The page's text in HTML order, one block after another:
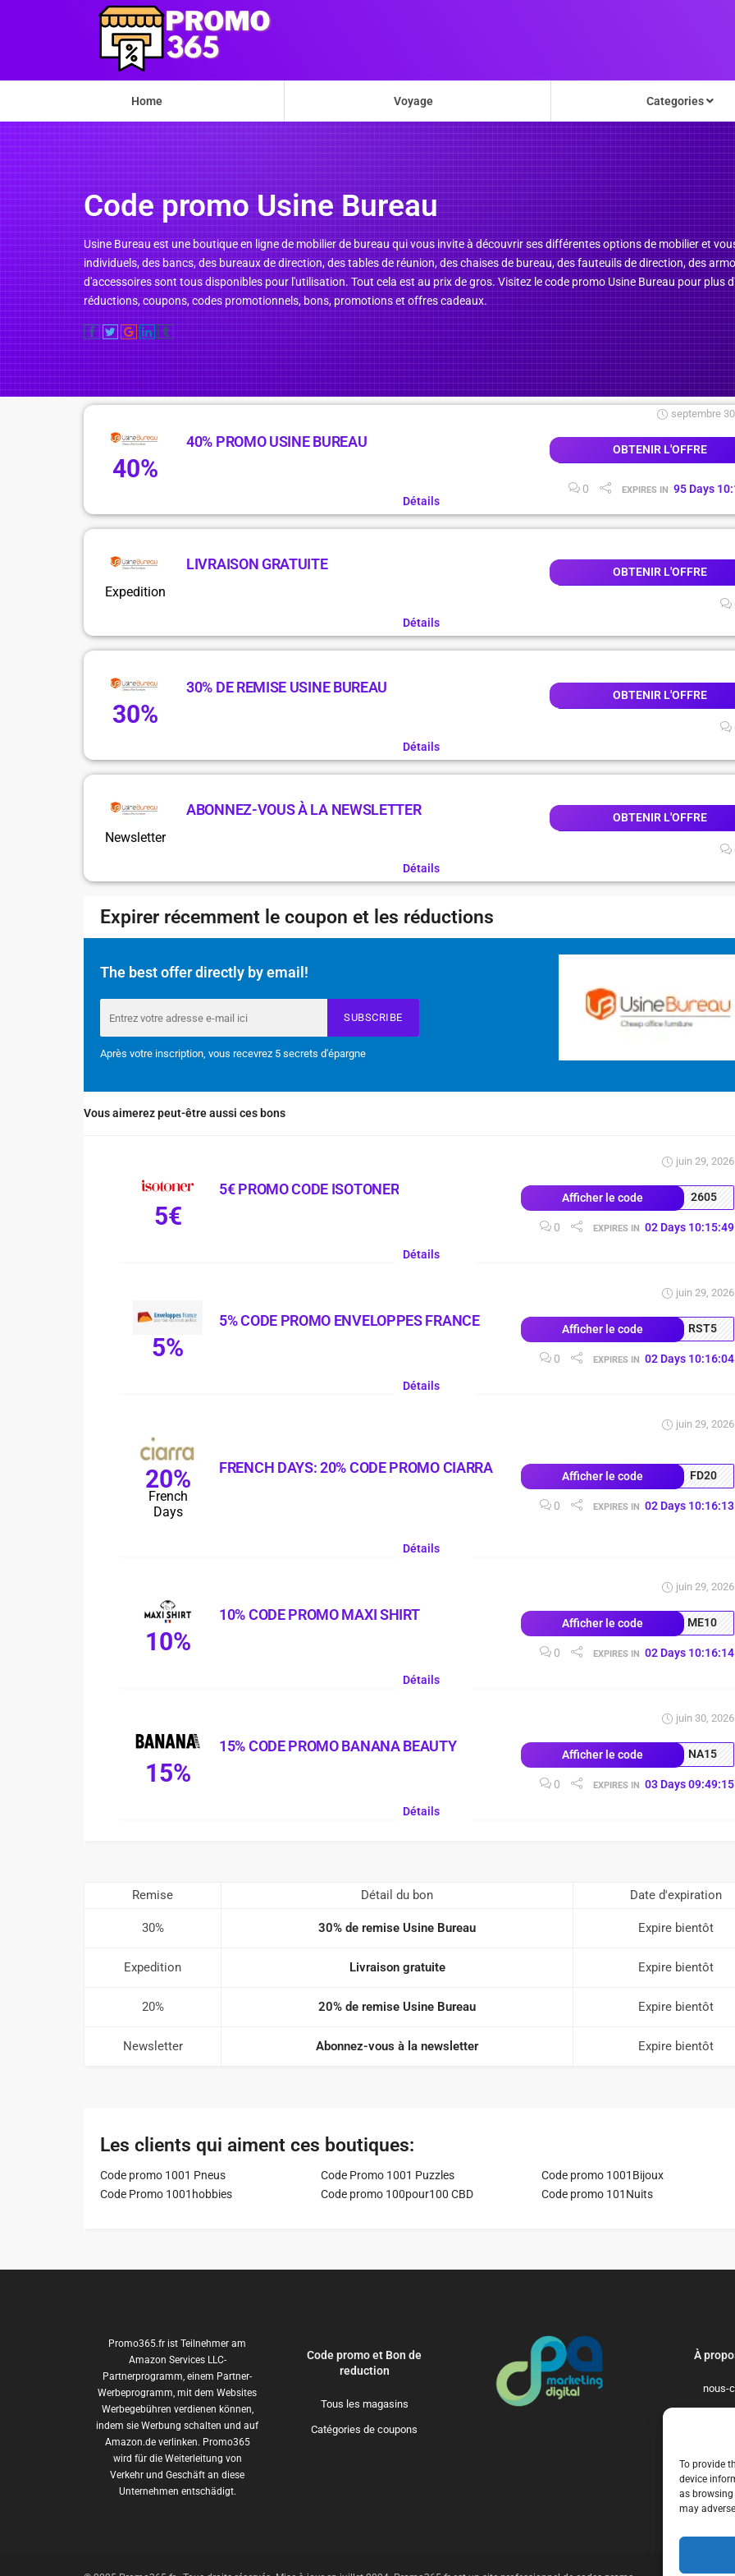
To provide
device
as
may
Home Voyage Categories
Code promo Usine Bureau
Usine Bureau est une boutique en ligne de mobilier de bureau qui vous invite à découvrir ses différentes options de mobilier et
individuels, des bancs, des bureaux de direction, des tables de réunion, des chaises de bureau, des fauteuils de direction, des
d'accessoires sont tous disponibles pour l'utilisation. Tout cela est au prix de gros. Visitez le code promo Usine Bureau pour plus
réductions, coupons, codes promotionnels, bons, promotions et offres cadeaux.
40%
40% PROMO USINE BUREAU
septembre
OBTENIR L'OFFRE
0 EXPIRES IN 95 Days 10:
Détails
Expedition
LIVRAISON GRATUITE OBTENIR L'OFFRE
Détails
30%
30% DE REMISE USINE BUREAU OBTENIR L'OFFRE
Détails
Newsletter
ABONNEZ-VOUS À LA NEWSLETTER OBTENIR L'OFFRE
Détails
Expirer récemment le coupon et les réductions
The best offer directly by email!
SUBSCRIBE
Après votre inscription, vous recevrez 5 secrets d'épargne
Vous aimerez peut-être aussi ces bons
5€
5€ PROMO CODE ISOTONER
juin 29, 2026
Afficher le code 2605
0 EXPIRES IN 02 Days 10:15:48
Détails
5%
5% CODE PROMO ENVELOPPES FRANCE
juin 29, 2026
Afficher le code RST5
0 EXPIRES IN 02 Days 10:16:03
Détails
20%
French
Days
FRENCH DAYS: 20% CODE PROMO CIARRA
juin 29, 2026
Afficher le code FD20
0 EXPIRES IN 02 Days 10:16:12
Détails
10%
10% CODE PROMO MAXI SHIRT
juin 29, 2026
Afficher le code ME10
0 EXPIRES IN 02 Days 10:16:13
Détails
15%
15% CODE PROMO BANANA BEAUTY
juin 30, 2026
Afficher le code NA15
0 EXPIRES IN 03 Days 09:49:14
Détails
Remise Détail du bon Date d'expiration
30% 30% de remise Usine Bureau Expire bientôt
Expedition Livraison gratuite Expire bientôt
20% 20% de remise Usine Bureau Expire bientôt
Newsletter Abonnez-vous à la newsletter Expire bientôt
Les clients qui aiment ces boutiques:
Code promo 1001 Pneus Code Promo 1001 Puzzles
Code promo 1001Bijoux
Code Promo 1001hobbies
Code promo 100pour100 CBD Code promo 101Nuits
Promo365.fr ist Teilnehmer am
Amazon Services LLC-
Partnerprogramm, einem Partner-
Werbeprogramm, mit dem Websites
Werbegebühren verdienen können,
indem sie Werbung schalten und auf
Amazon.de verlinken. Promo365
wird für die Weiterleitung von
Verkehr und Geschäft an diese
Unternehmen entschädigt.
Code promo et Bon de
reduction
Tous les magasins
Catégories de coupons
À
nous-